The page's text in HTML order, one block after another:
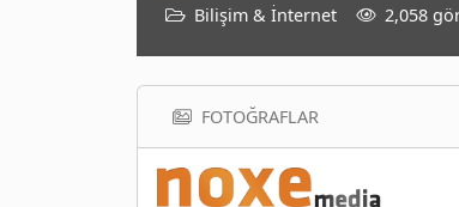
Bilişim & İnternet 2,058
FOTOĞRAFLAR